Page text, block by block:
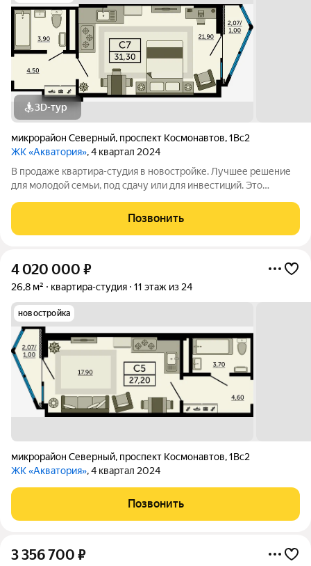
3D-тур
микрорайон Северный, проспект Космонавтов,1Вс2
ЖК «Акватория», 4 квартал 2024
В продаже квартира-студия в новостройке. Лучшее решение
для молодой семьи, под сдачу или для инвестиций. Это
прихожей. Благодаря продуманному зонированию при входе
достаточно места для кухонной зоны
Позвонить
4 020 000 ₽
26,8 м² квартира-студия 11 этаж из 24
новостройка
микрорайон Северный, проспект Космонавтов,1Вс2
ЖК «Акватория», 4 квартал 2024
Позвонить
3 356 700 ₽